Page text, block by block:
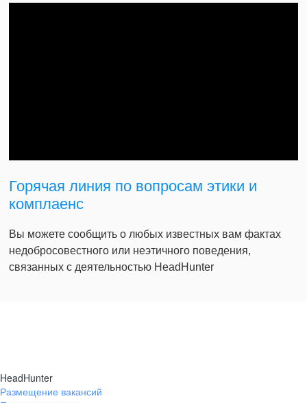
Горячая линия по вопросам этики и
комплаенс
Вы можете сообщить о любых известных вам фактах
недобросовестного или неэтичного поведения,
связанных с деятельностью HeadHunter
HeadHunter
Размещение вакансий